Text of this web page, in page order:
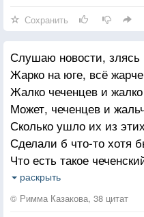
Но, помни! Мы не
Позорного
Сохранить
Слушаю новости, злясь
Жарко на юге, всё
Жалко чеченцев и
Может, чеченцев и
Сколько ушло их из
Сделали б что-то хотя
Что есть такое
Банда под дланью
И с Белоруссией не
раскрыть
© Римма Казакова, 38 цитат